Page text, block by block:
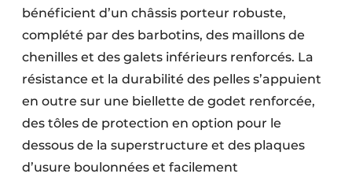
bénéficient d’un châssis porteur robuste,
complété par des barbotins, des maillons de
chenilles et des galets inférieurs renforcés. La
résistance et la durabilité des pelles s’appuient
en outre sur une biellette de godet renforcée,
des tôles de protection en option pour le
dessous de la superstructure et des plaques
d’usure boulonnées et facilement